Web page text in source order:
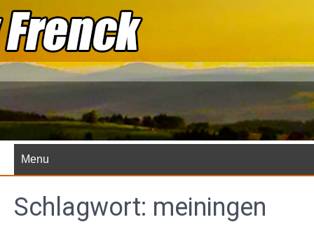
Skip
to
content
Menu
Schlagwort: meiningen